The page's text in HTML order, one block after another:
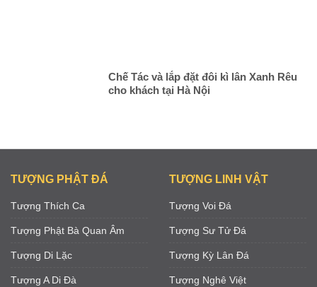
Chế Tác và lắp đặt đôi kì lân Xanh Rêu
cho khách tại Hà Nội
TƯỢNG PHẬT ĐÁ
Tượng Thích Ca
Tượng Phật Bà Quan Âm
Tượng Di Lặc
Tượng A Di Đà
TƯỢNG LINH VẬT
Tượng Voi Đá
Tượng Sư Tử Đá
Tượng Kỳ Lân Đá
Tượng Nghê Việt